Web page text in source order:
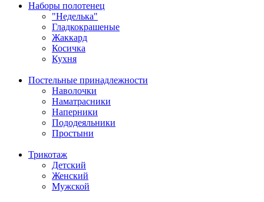
Наборы полотенец
"Неделька"
Гладкокрашеные
Жаккард
Косичка
Кухня
Постельные принадлежности
Наволочки
Наматрасники
Наперники
Пододеяльники
Простыни
Трикотаж
Детский
Женский
Мужской